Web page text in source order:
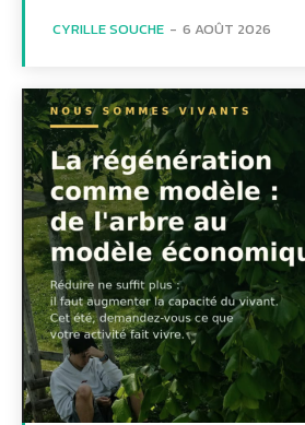
CYRILLE SOUCHE - 6 AOÛT 2026